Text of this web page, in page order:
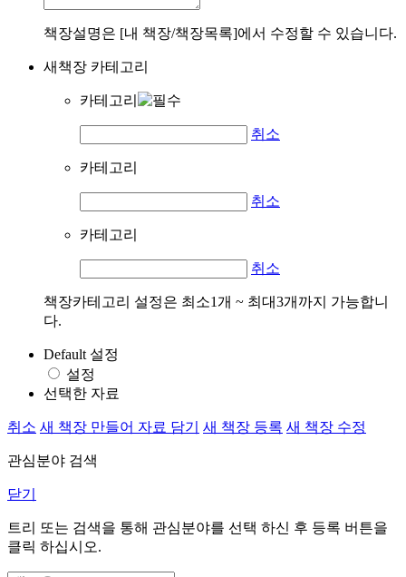
책장설명은 [내 책장/책장목록]에서 수정할 수 있습니다.
새책장 카테고리
카테고리
취소
카테고리
취소
카테고리
취소
책장카테고리 설정은 최소1개 ~ 최대3개까지 가능합니
다.
Default 설정
설정
선택한 자료
취소 새 책장 만들어 자료 담기 새 책장 등록 새 책장 수정
관심분야 검색
닫기
트리 또는 검색을 통해 관심분야를 선택 하신 후 등록 버튼을
클릭 하십시오.